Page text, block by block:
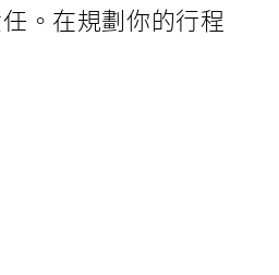
。在規劃你的行程